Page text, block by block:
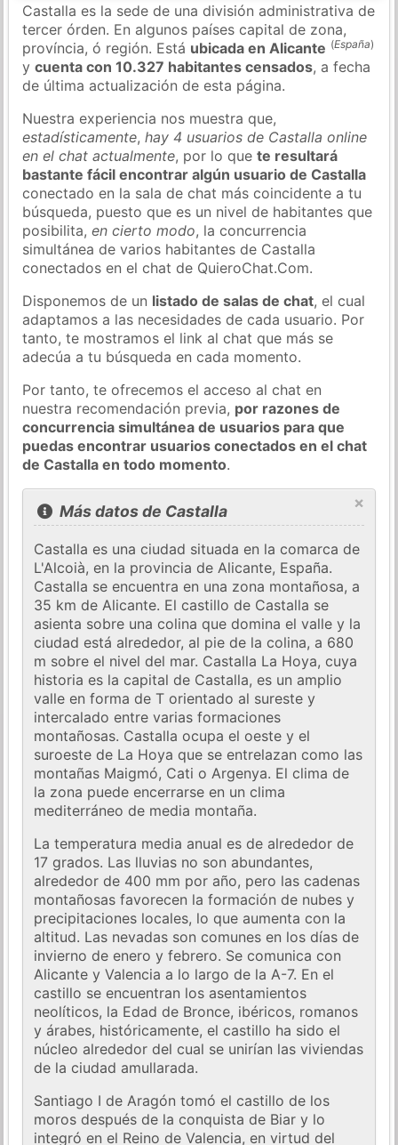
Castalla es la sede de una división administrativa de
tercer órden. En algunos países capital de zona,
província, ó región. Está ubicada en Alicante (España)
ycuenta con 10.327 habitantes censados, a fecha
de última actualización de esta página.
Nuestra experiencia nos muestra que,
estadísticamente,hay 4 usuarios de Castalla online
en el chat actualmente, por lo quete resultará
bastante fácil encontrar algún usuario de Castalla
conectado en la sala de chat más coincidente a tu
búsqueda, puesto que es un nivel de habitantes que
posibilita,en cierto modo, la concurrencia
simultánea de varios habitantes de Castalla
conectados en el chat de QuieroChat.Com.
Disponemos de un listado de salas de chat, el cual
adaptamos a las necesidades de cada usuario. Por
tanto, te mostramos el link al chat que más se
adecúa a tu búsqueda en cada momento.
Por tanto, te ofrecemos el acceso al chat en
nuestra recomendación previa, por razones de
concurrencia simultánea de usuarios para que
puedas encontrar usuarios conectados en el chat
de Castalla en todo momento.
×
Más datos de Castalla
Castalla es una ciudad situada en la comarca de
L'Alcoià, en la provincia de Alicante, España.
Castalla se encuentra en una zona montañosa, a
35 km de Alicante. El castillo de Castalla se
asienta sobre una colina que domina el valle y la
ciudad está alrededor, al pie de la colina, a 680
m sobre el nivel del mar. Castalla La Hoya, cuya
historia es la capital de Castalla, es un amplio
valle en forma de T orientado al sureste y
intercalado entre varias formaciones
montañosas. Castalla ocupa el oeste y el
suroeste de La Hoya que se entrelazan como las
montañas Maigmó, Cati o Argenya. El clima de
la zona puede encerrarse en un clima
mediterráneo de media montaña.
La temperatura media anual es de alrededor de
17 grados. Las lluvias no son abundantes,
alrededor de 400 mm por año, pero las cadenas
montañosas favorecen la formación de nubes y
precipitaciones locales, lo que aumenta con la
altitud. Las nevadas son comunes en los días de
invierno de enero y febrero. Se comunica con
Alicante y Valencia a lo largo de la A-7. En el
castillo se encuentran los asentamientos
neolíticos, la Edad de Bronce, ibéricos, romanos
y árabes, históricamente, el castillo ha sido el
núcleo alrededor del cual se unirían las viviendas
de la ciudad amullarada.
Santiago I de Aragón tomó el castillo de los
moros después de la conquista de Biar y lo
integró en el Reino de Valencia, en virtud del